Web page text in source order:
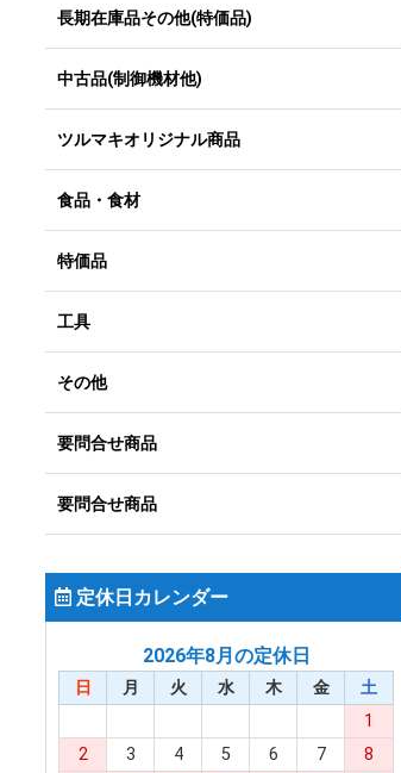
長期在庫品その他(特価品)
中古品(制御機材他)
ツルマキオリジナル商品
食品・食材
特価品
工具
その他
要問合せ商品
要問合せ商品
定休日カレンダー
2026年8月の定休日
日 月 火 水 木 金
土
1
2
3 4 5 6 7
8